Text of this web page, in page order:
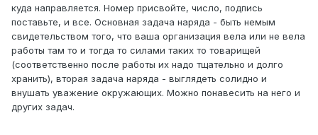
куда направляется. Номер присвойте, число, подпись
поставьте, и все. Основная задача наряда - быть немым
свидетельством того, что ваша организация вела или не вела
работы там то и тогда то силами таких то товарищей
(соответственно после работы их надо тщательно и долго
хранить), вторая задача наряда - выглядеть солидно и
внушать уважение окружающих. Можно понавесить на него и
других задач.